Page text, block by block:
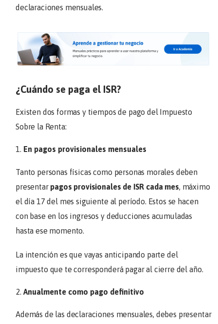
declaraciones mensuales.
¿Cuándo se paga el ISR?
Existen dos formas y tiempos de pago del Impuesto
Sobre la Renta:
En pagos provisionales mensuales
Tanto personas físicas como personas morales deben
presentar pagos provisionales de ISR cada mes, máximo
el día 17 del mes siguiente al período. Estos se hacen
con base en los ingresos y deducciones acumuladas
hasta ese momento.
La intención es que vayas anticipando parte del
impuesto que te corresponderá pagar al cierre del año.
Anualmente como pago definitivo
Además de las declaraciones mensuales, debes presentar